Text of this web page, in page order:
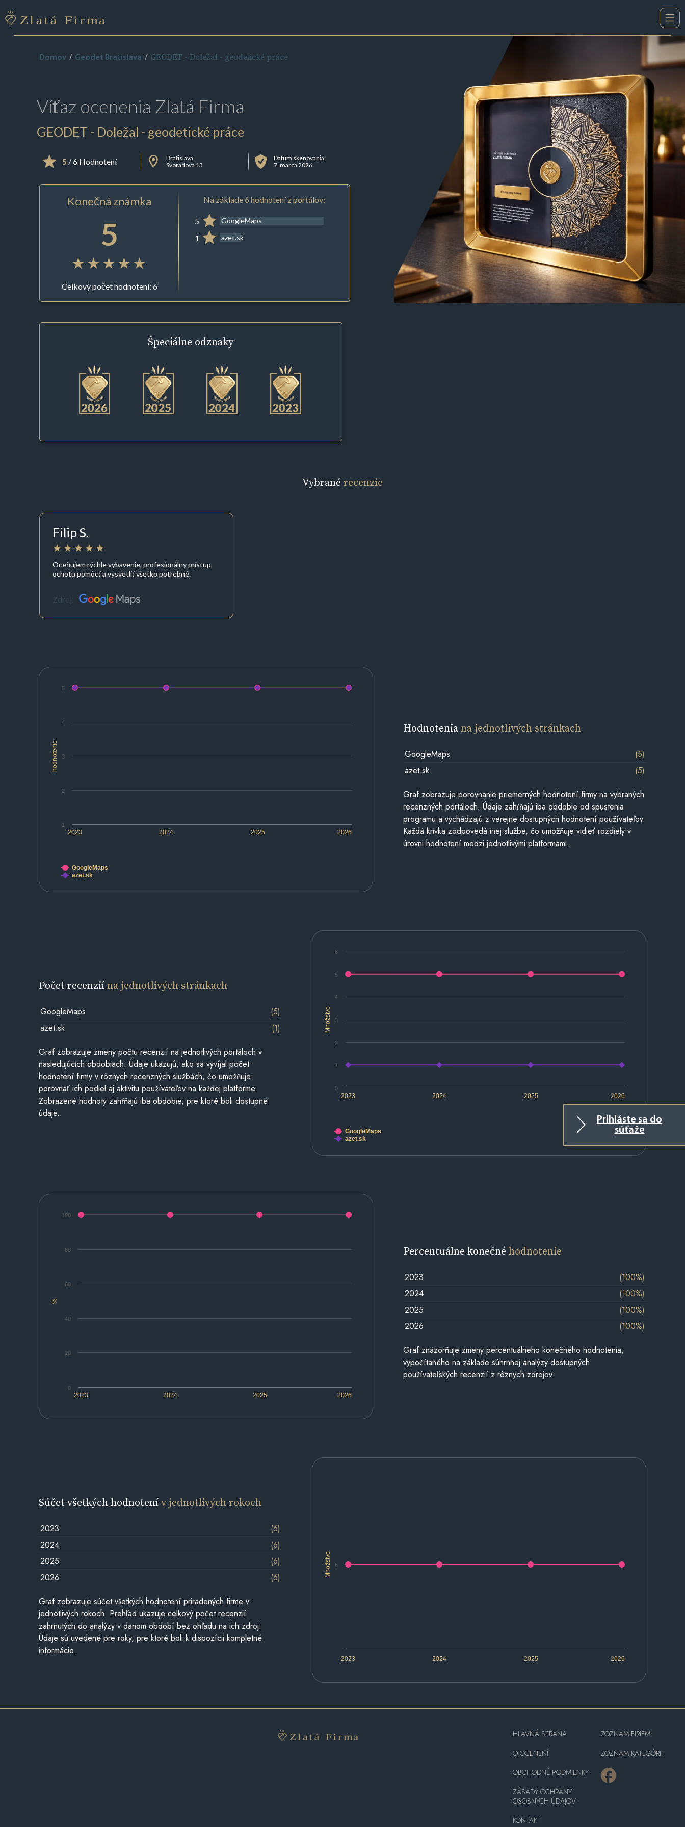
Prihláste sa do
súťaže
Domov Geodet Bratislava GEODET - Doležal - geodetické práce
Víťaz ocenenia Zlatá Firma
GEODET - Doležal - geodetické práce
5 / 6 Hodnotení
Bratislava
Svoradova 13
Dátum skenovania:
7. marca 2026
Konečná známka
5
Celkový počet hodnotení: 6
Na základe 6 hodnotení z portálov:
5 GoogleMaps
1 azet.sk
Špeciálne odznaky
Vybrané recenzie
Filip S.
Oceňujem rýchle vybavenie, profesionálny prístup,
ochotu pomôcť a vysvetliť všetko potrebné.
Zdroj:
hodnotenie
2023 2024 2025 2026
1
2
3
4
5
GoogleMaps
azet.sk
Hodnoteniana jednotlivých stránkach
GoogleMaps
(5)
azet.sk
(5)
Graf zobrazuje porovnanie priemerných hodnotení firmy na vybraných
recenzných portáloch. Údaje zahŕňajú iba obdobie od spustenia
programu a vychádzajú z verejne dostupných hodnotení používateľov.
Každá krivka zodpovedá inej službe, čo umožňuje vidieť rozdiely v
úrovni hodnotení medzi jednotlivými platformami.
Množstvo
2023 2024 2025 2026
0
1
2
3
4
5
6
GoogleMaps
azet.sk
Počet recenziína jednotlivých stránkach
GoogleMaps
(5)
azet.sk
(1)
Graf zobrazuje zmeny počtu recenzií na jednotlivých portáloch v
nasledujúcich obdobiach. Údaje ukazujú, ako sa vyvíjal počet
hodnotení firmy v rôznych recenzných službách, čo umožňuje
porovnať ich podiel aj aktivitu používateľov na každej platforme.
Zobrazené hodnoty zahŕňajú iba obdobie, pre ktoré boli dostupné
údaje.
%
2023 2024 2025 2026
0
20
40
60
80
100
Percentuálne konečnéhodnotenie
2023
(100%)
2024
(100%)
2025
(100%)
2026
(100%)
Graf znázorňuje zmeny percentuálneho konečného hodnotenia,
vypočítaného na základe súhrnnej analýzy dostupných
používateľských recenzií z rôznych zdrojov.
Množstvo
2023 2024 2025 2026
6
Súčet všetkých hodnotenív jednotlivých rokoch
2023
(6)
2024
(6)
2025
(6)
2026
(6)
Graf zobrazuje súčet všetkých hodnotení priradených firme v
jednotlivých rokoch. Prehľad ukazuje celkový počet recenzií
zahrnutých do analýzy v danom období bez ohľadu na ich zdroj.
Údaje sú uvedené pre roky, pre ktoré boli k dispozícii kompletné
informácie.
HLAVNÁ STRANA
O OCENENÍ
OBCHODNÉ PODMIENKY
ZÁSADY OCHRANY
OSOBNÝCH ÚDAJOV
KONTAKT
ZOZNAM FIRIEM
ZOZNAM KATEGÓRII